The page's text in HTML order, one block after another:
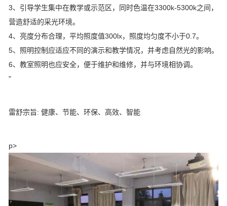
3、引导学生集中在教学或示范区，同时色温在3300k-5300k之间，
营造舒适的采光环境。
4、亮度分布合理，平均照度值300lx，照度均匀度不小于0.7。
5、照明控制应适应不同的演示和教学情况，并考虑自然光的影响。
6、教室照明也应安全，便于维护和维修，并与环境相协调。
"
雷舒宗旨: 健康、节能、环保、高效、智能
p>